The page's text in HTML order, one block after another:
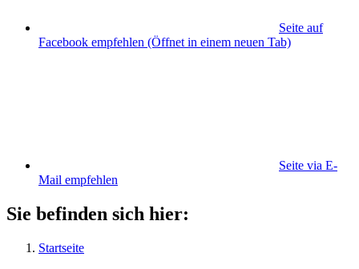
Seite auf
Facebook empfehlen (Öffnet in einem neuen Tab)
Seite via E-
Mail empfehlen
Sie befinden sich hier:
Startseite